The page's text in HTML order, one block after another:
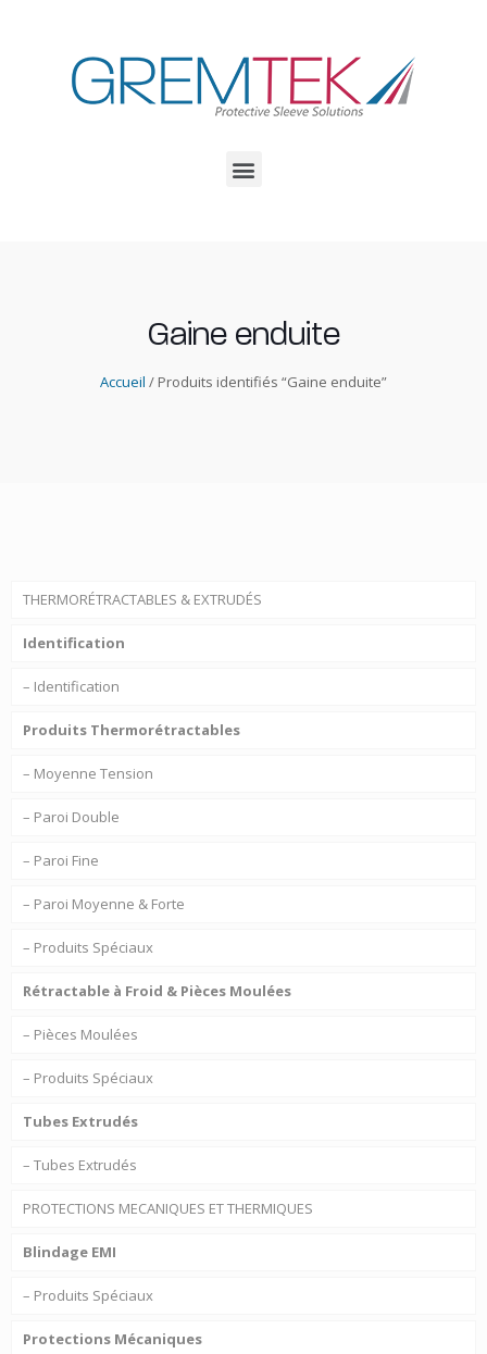
Gaine enduite
Accueil / Produits identifiés “Gaine enduite”
THERMORÉTRACTABLES & EXTRUDÉS
Identification
– Identification
Produits Thermorétractables
– Moyenne Tension
– Paroi Double
– Paroi Fine
– Paroi Moyenne & Forte
– Produits Spéciaux
Rétractable à Froid & Pièces Moulées
– Pièces Moulées
– Produits Spéciaux
Tubes Extrudés
– Tubes Extrudés
PROTECTIONS MECANIQUES ET THERMIQUES
Blindage EMI
– Produits Spéciaux
Protections Mécaniques